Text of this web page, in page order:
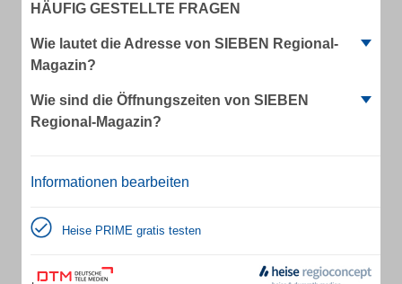
HÄUFIG GESTELLTE FRAGEN
Wie lautet die Adresse von SIEBEN Regional-
Magazin?
Wie sind die Öffnungszeiten von SIEBEN
Regional-Magazin?
Informationen bearbeiten
Heise PRIME gratis testen